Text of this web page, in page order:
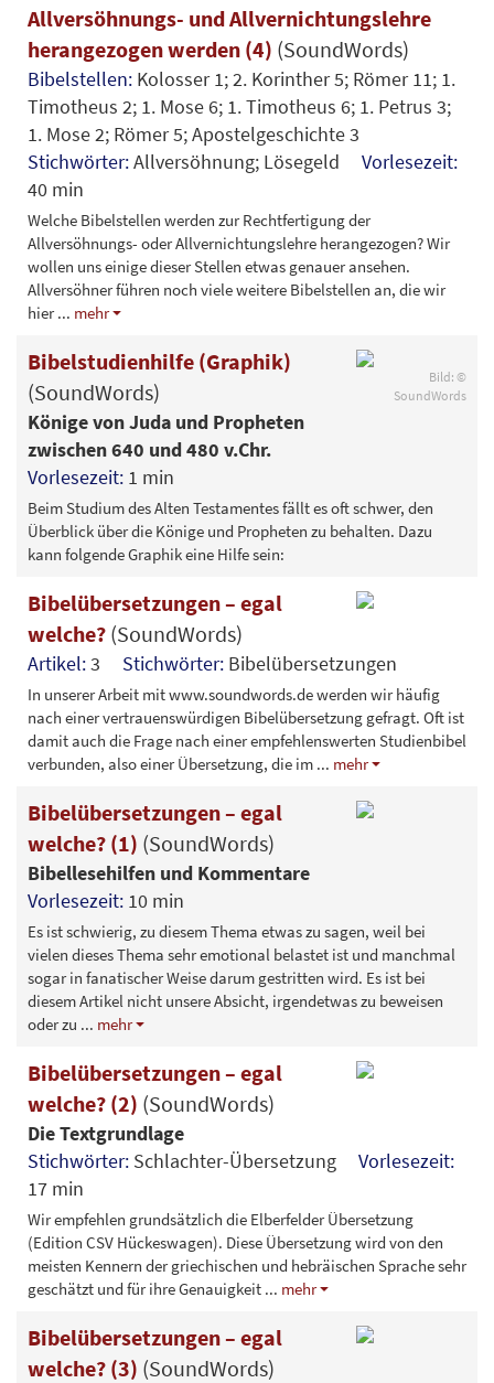
Allversöhnungs- und Allvernichtungslehre
herangezogen werden (4) (SoundWords)
Bibelstellen: Kolosser 1; 2. Korinther 5; Römer 11; 1.
Timotheus 2; 1. Mose 6; 1. Timotheus 6; 1. Petrus 3;
1. Mose 2; Römer 5; Apostelgeschichte 3
Stichwörter:Allversöhnung; Lösegeld Vorlesezeit:
40 min
Welche Bibelstellen werden zur Rechtfertigung der
Allversöhnungs- oder Allvernichtungslehre herangezogen? Wir
wollen uns einige dieser Stellen etwas genauer ansehen.
Allversöhner führen noch viele weitere Bibelstellen an, die wir
hier... mehr
Bild: ©
SoundWords
Bibelstudienhilfe (Graphik)
(SoundWords)
Könige von Juda und Propheten
zwischen 640 und 480 v.Chr.
Vorlesezeit: 1 min
Beim Studium des Alten Testamentes fällt es oft schwer, den
Überblick über die Könige und Propheten zu behalten. Dazu
kann folgende Graphik eine Hilfe sein:
Bibelübersetzungen – egal
welche? (SoundWords)
Artikel:3 Stichwörter: Bibelübersetzungen
In unserer Arbeit mit www.soundwords.de werden wir häufig
nach einer vertrauenswürdigen Bibelübersetzung gefragt. Oft ist
damit auch die Frage nach einer empfehlenswerten Studienbibel
verbunden, also einer Übersetzung, die im ... mehr
Bibelübersetzungen – egal
welche? (1) (SoundWords)
Bibellesehilfen und Kommentare
Vorlesezeit: 10 min
Es ist schwierig, zu diesem Thema etwas zu sagen, weil bei
vielen dieses Thema sehr emotional belastet ist und manchmal
sogar in fanatischer Weise darum gestritten wird. Es ist bei
diesem Artikel nicht unsere Absicht, irgendetwas zu beweisen
oder zu ... mehr
Bibelübersetzungen – egal
welche? (2) (SoundWords)
Die Textgrundlage
Stichwörter: Schlachter-Übersetzung Vorlesezeit:
17 min
Wir empfehlen grundsätzlich die Elberfelder Übersetzung
(Edition CSV Hückeswagen). Diese Übersetzung wird von den
meisten Kennern der griechischen und hebräischen Sprache sehr
geschätzt und für ihre Genauigkeit ... mehr
Bibelübersetzungen – egal
welche? (3) (SoundWords)